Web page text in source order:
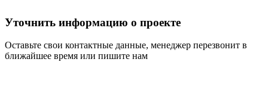
Уточнить информацию о проекте
Оставьте свои контактные данные, менеджер перезвонит в
ближайшее время или пишите нам